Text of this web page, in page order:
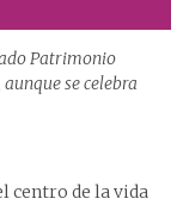
Patrimonio
se celebra
centro de la vida